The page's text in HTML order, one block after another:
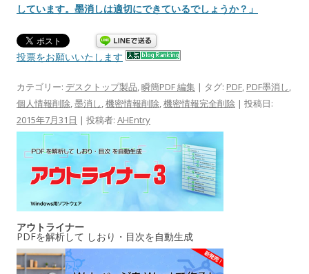
しています。墨消しは適切にできているでしょうか？」
投票をお願いいたします
カテゴリー: デスクトップ製品,瞬簡PDF 編集 | タグ: PDF, PDF墨消し,
個人情報削除,墨消し,機密情報削除,機密情報完全削除 | 投稿日:
2015年7月31日 | 投稿者: AHEntry
アウトライナー
PDFを解析して しおり・目次を自動生成